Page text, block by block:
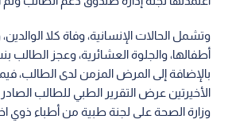
وتشمل الحالات الإنسانية، وفاة كلا
بالإضافة إلى المرض المزمن لدى الطالب،
الأخيرتين عرض التقرير الطبي للطالب الصادر
وزارة الصحة على لجنة طبية من أطباء ذوي